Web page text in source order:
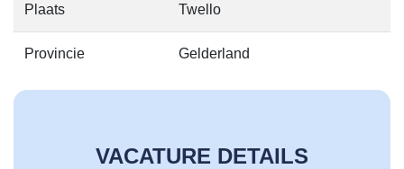
Plaats Twello
Provincie Gelderland
VACATURE DETAILS